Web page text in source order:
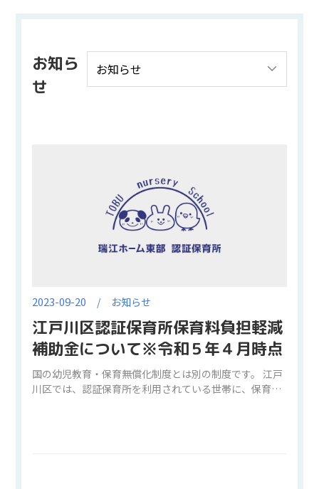
お知ら
せ
2023-09-20 お知らせ
江戸川区認証保育所保育料負担軽減
補助金について※令和５年４月時点
国の幼児教育・保育無償化制度とは別の制度です。 江戸
川区では、認証保育所を利用されている世帯に、保育…